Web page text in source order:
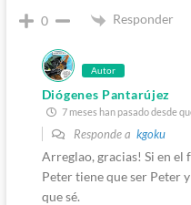
0 Responder
Autor
Diógenes Pantarújez
7 meses han pasado desde
Responde a kgoku
Arreglao, gracias! Si en
Peter tiene que ser Peter
que sé.